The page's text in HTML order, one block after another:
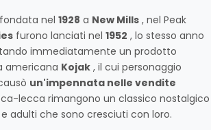
nel 1928 a New Mills, nel Peak
furono lanciati nel 1952 , lo stesso anno
immediatamente un prodotto
americana Kojak, il cui personaggio
un'impennata nelle vendite
lecca rimangono un classico nostalgico
adulti che sono cresciuti con loro.